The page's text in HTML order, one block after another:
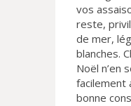
vos
reste,
de mer,
blanches.
Noël n’en
facilement
bonne